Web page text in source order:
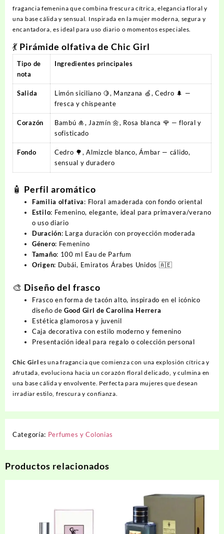
fragancia femenina que combina frescura cítrica, elegancia floral y
una base cálida y sensual. Inspirada en la mujer moderna, segura y
encantadora, es ideal para uso diario o momentos especiales.
💃 Pirámide olfativa de Chic Girl
Tipo de
nota
Ingredientes principales
Salida
Limón siciliano 🍋, Manzana 🍏, Cedro 🌲 —
fresca y chispeante
Corazón
Bambú 🎍, Jazmín 🌼, Rosa blanca 🌹 — floral y
sofisticado
Fondo
Cedro 🌳, Almizcle blanco, Ámbar — cálido,
sensual y duradero
🧴 Perfil aromático
Familia olfativa: Floral amaderada con fondo oriental
Estilo: Femenino, elegante, ideal para primavera/verano
o uso diario
Duración: Larga duración con proyección moderada
Género: Femenino
Tamaño: 100 ml Eau de Parfum
Origen: Dubái, Emiratos Árabes Unidos 🇦🇪
🎨 Diseño del frasco
Frasco en forma de tacón alto, inspirado en el icónico
diseño de Good Girl de Carolina Herrera
Estética glamorosa y juvenil
Caja decorativa con estilo moderno y femenino
Presentación ideal para regalo o colección personal
Chic Girl es una fragancia que comienza con una explosión cítrica y
afrutada, evoluciona hacia un corazón floral delicado, y culmina en
una base cálida y envolvente. Perfecta para mujeres que desean
irradiar estilo, frescura y confianza.
Categoría: Perfumes y Colonias
Productos relacionados